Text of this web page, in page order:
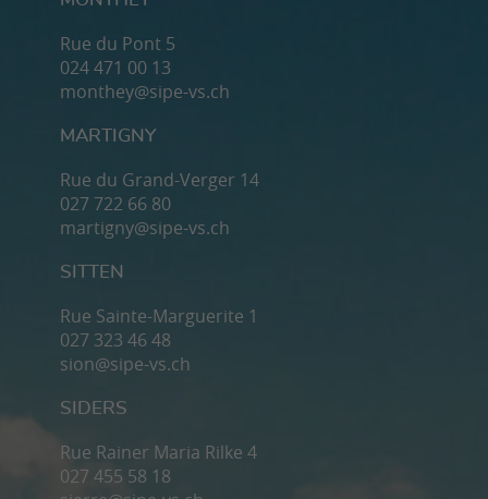
Rue du Pont 5
024 471 00 13
monthey@sipe-vs.ch
MARTIGNY
Rue du Grand-Verger 14
027 722 66 80
martigny@sipe-vs.ch
SITTEN
Rue Sainte-Marguerite 1
027 323 46 48
sion@sipe-vs.ch
SIDERS
Rue Rainer Maria Rilke 4
027 455 58 18